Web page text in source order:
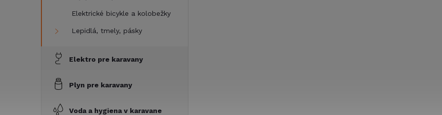
Elektrické bicykle a kolobežky
Lepidlá, tmely, pásky
Elektro pre karavany
Plyn pre karavany
Voda a hygiena v karavane